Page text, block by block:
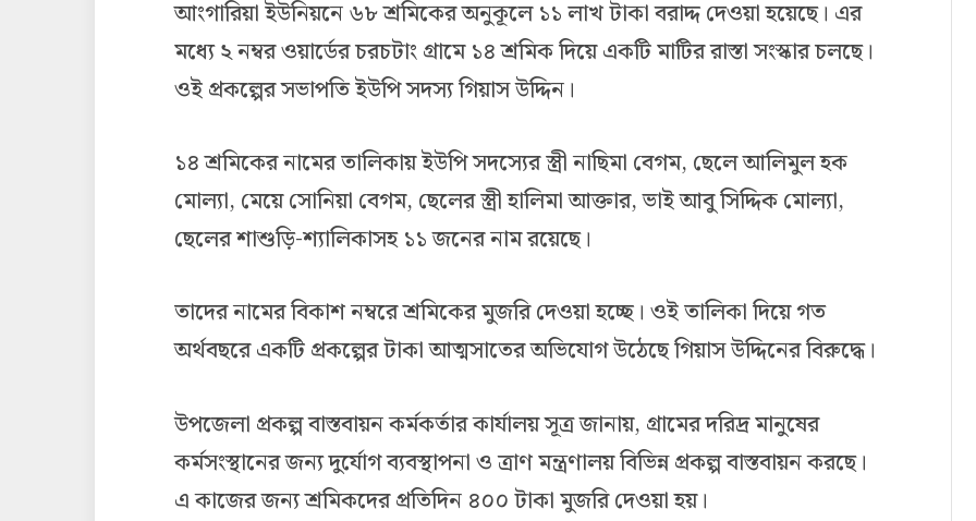
আংগারিয়া ইউনিয়নে ৬৮ শ্রমিকের অনুকূলে ১১ লাখ টাকা বরাদ্দ দেওয়া হয়েছে। এর
মধ্যে ২ নম্বর ওয়ার্ডের চরচটাং গ্রামে ১৪ শ্রমিক দিয়ে একটি মাটির রাস্তা সংস্কার চলছে।
ওই প্রকল্পের সভাপতি ইউপি সদস্য গিয়াস উদ্দিন।
১৪ শ্রমিকের নামের তালিকায় ইউপি সদস্যের স্ত্রী নাছিমা বেগম, ছেলে আলিমুল হক
মোল্যা, মেয়ে সোনিয়া বেগম, ছেলের স্ত্রী হালিমা আক্তার, ভাই আবু সিদ্দিক মোল্যা,
ছেলের শাশুড়ি-শ্যালিকাসহ ১১ জনের নাম রয়েছে।
তাদের নামের বিকাশ নম্বরে শ্রমিকের মুজরি দেওয়া হচ্ছে। ওই তালিকা দিয়ে গত
অর্থবছরে একটি প্রকল্পের টাকা আত্মসাতের অভিযোগ উঠেছে গিয়াস উদ্দিনের বিরুদ্ধে।
উপজেলা প্রকল্প বাস্তবায়ন কর্মকর্তার কার্যালয় সূত্র জানায়, গ্রামের দরিদ্র মানুষের
কর্মসংস্থানের জন্য দুর্যোগ ব্যবস্থাপনা ও ত্রাণ মন্ত্রণালয় বিভিন্ন প্রকল্প বাস্তবায়ন করছে।
এ কাজের জন্য শ্রমিকদের প্রতিদিন ৪০০ টাকা মুজরি দেওয়া হয়।